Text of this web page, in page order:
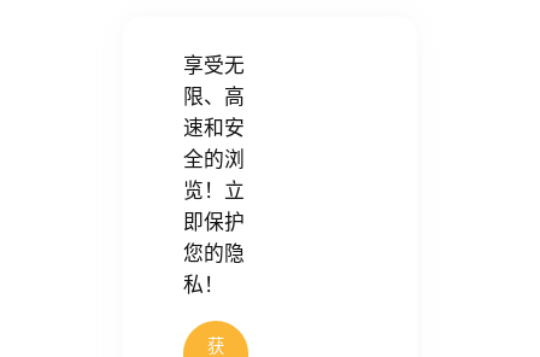
享受无
限、高
速和安
全的浏
览！立
即保护
您的隐
私！
获